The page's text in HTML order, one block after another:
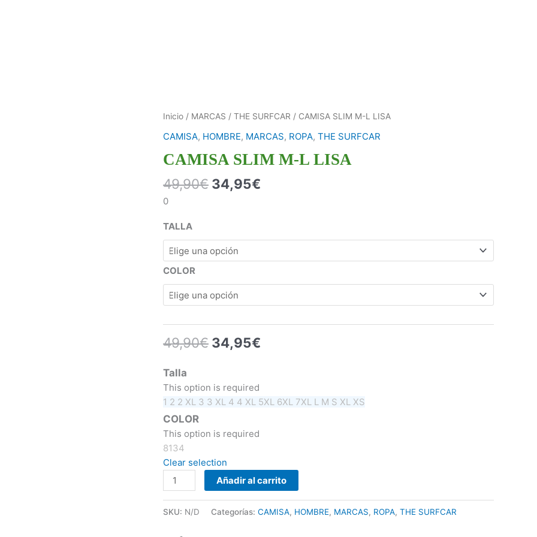
Inicio / MARCAS / THE SURFCAR / CAMISA SLIM M-L LISA
CAMISA, HOMBRE, MARCAS, ROPA, THE SURFCAR
CAMISA SLIM M-L LISA
49,90€ 34,95€
0
TALLA
COLOR
49,90€ 34,95€
Talla
This option is required
1 2 2 XL 3 3 XL 4 4 XL 5XL 6XL 7XL L M S XL XS
COLOR
This option is required
8134
Clear selection
Añadir al carrito
SKU: N/D Categorías: CAMISA, HOMBRE, MARCAS, ROPA, THE SURFCAR